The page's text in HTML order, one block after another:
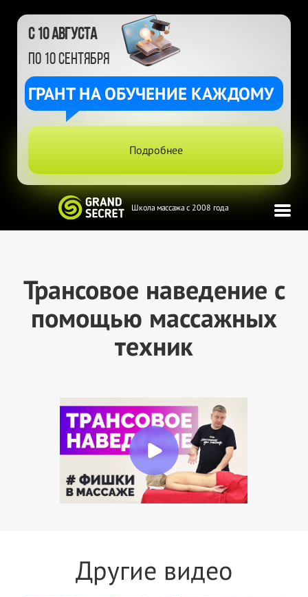
с 10 августа
по 10 сентября
ГРАНТ НА ОБУЧЕНИЕ КАЖДОМУ
Подробнее
Школа массажа с 2008 года
Трансовое наведение с
помощью массажных
техник
Другие видео